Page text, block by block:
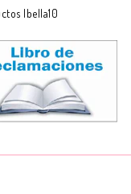
Ibella10